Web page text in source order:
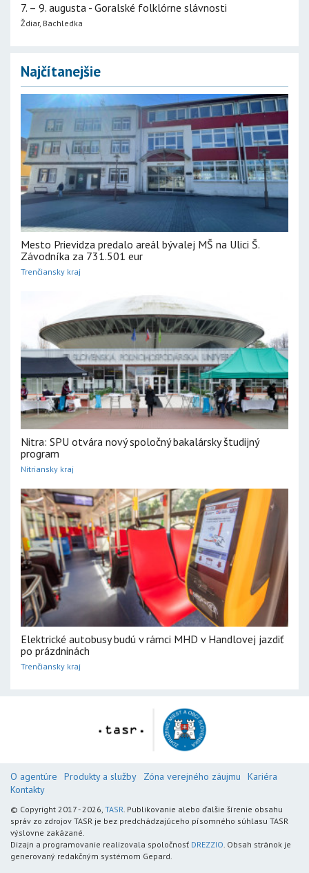
7. – 9. augusta - Goralské folklórne slávnosti
Ždiar, Bachledka
Najčítanejšie
Mesto Prievidza predalo areál bývalej MŠ na Ulici Š.
Závodníka za 731.501 eur
Trenčiansky kraj
Nitra: SPU otvára nový spoločný bakalársky študijný
program
Nitriansky kraj
Elektrické autobusy budú v rámci MHD v Handlovej jazdiť
po prázdninách
Trenčiansky kraj
O agentúre Produkty a služby Zóna verejného záujmu
Kariéra
Kontakty
© Copyright 2017 - 2026, TASR. Publikovanie alebo ďalšie šírenie obsahu
správ zo zdrojov TASR je bez predchádzajúceho písomného súhlasu TASR
výslovne zakázané.
Dizajn a programovanie realizovala spoločnosť DREZZIO. Obsah stránok je
generovaný redakčným systémom Gepard.